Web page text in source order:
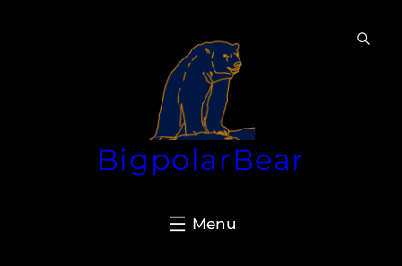
BigpolarBear